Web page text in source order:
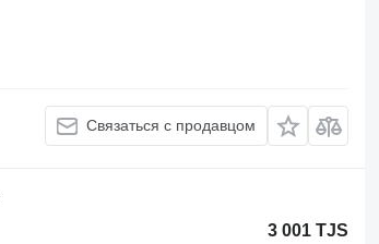
Связаться с продавцом
3 001 TJS